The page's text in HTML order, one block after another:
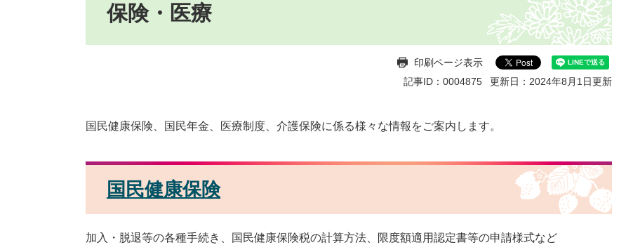
保険・医療
印刷ページ表示
記事ID：0004875
更新日：2024年8月1日更新
国民健康保険、国民年金、医療制度、介護保険に係る様々な情報をご案内します。
国民健康保険
加入・脱退等の各種手続き、国民健康保険税の計算方法、限度額適用認定書等の申請様式など